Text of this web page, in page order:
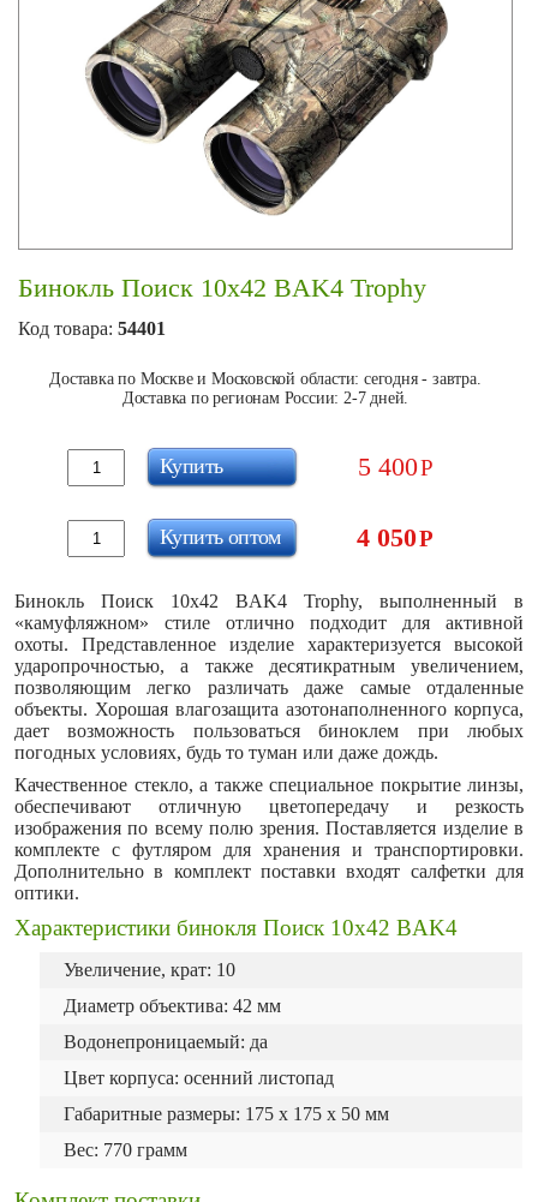
Бинокль Поиск 10х42 BAK4 Trophy
Код товара: 54401
Доставка по Москве и Московской области: сегодня - завтра.
Доставка по регионам России: 2-7 дней.
5 400Р
Купить
4 050Р
Купить оптом
Бинокль Поиск 10х42 BAK4 Trophy, выполненный в
«камуфляжном» стиле отлично подходит для активной
охоты. Представленное изделие характеризуется высокой
ударопрочностью, а также десятикратным увеличением,
позволяющим легко различать даже самые отдаленные
объекты. Хорошая влагозащита азотонаполненного корпуса,
дает возможность пользоваться биноклем при любых
погодных условиях, будь то туман или даже дождь.
Качественное стекло, а также специальное покрытие линзы,
обеспечивают отличную цветопередачу и резкость
изображения по всему полю зрения. Поставляется изделие в
комплекте с футляром для хранения и транспортировки.
Дополнительно в комплект поставки входят салфетки для
оптики.
Характеристики бинокля Поиск 10х42 BAK4
Увеличение, крат: 10
Диаметр объектива: 42 мм
Водонепроницаемый: да
Цвет корпуса: осенний листопад
Габаритные размеры: 175 х 175 х 50 мм
Вес: 770 грамм